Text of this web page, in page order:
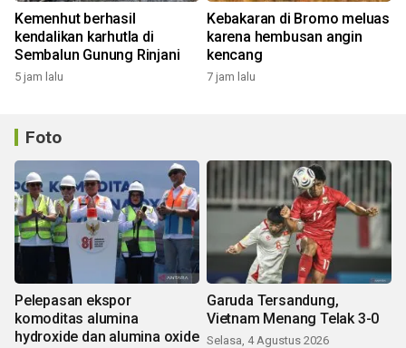
Kemenhut berhasil
kendalikan karhutla di
Sembalun Gunung Rinjani
5 jam lalu
Kebakaran di Bromo meluas
karena hembusan angin
kencang
7 jam lalu
Foto
Pelepasan ekspor
komoditas alumina
hydroxide dan alumina oxide
Garuda Tersandung,
Vietnam Menang Telak 3-0
Selasa, 4 Agustus 2026